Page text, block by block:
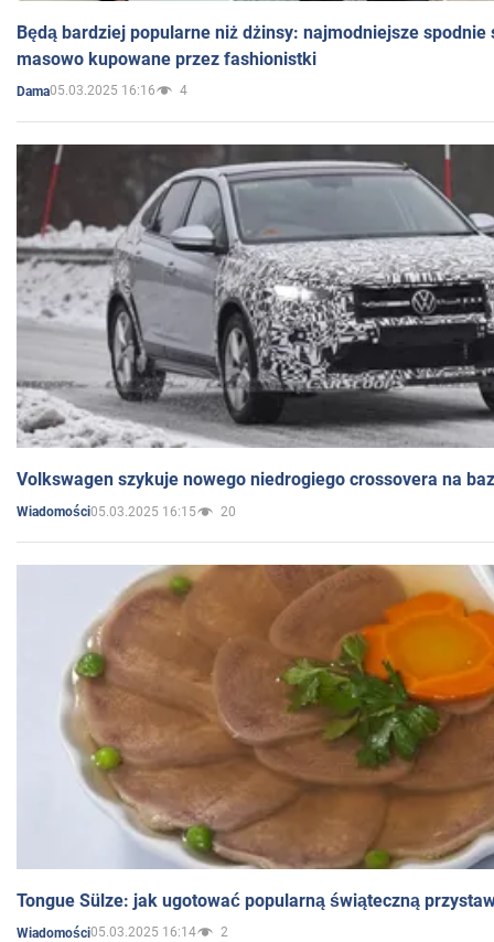
Będą bardziej popularne niż dżinsy: najmodniejsze spodnie
masowo kupowane przez fashionistki
Dama05.03.2025 16:16 4
Volkswagen szykuje nowego niedrogiego crossovera na
Wiadomości05.03.2025 16:15 20
Tongue Sülze: jak ugotować popularną świąteczną
Wiadomości05.03.2025 16:14 2